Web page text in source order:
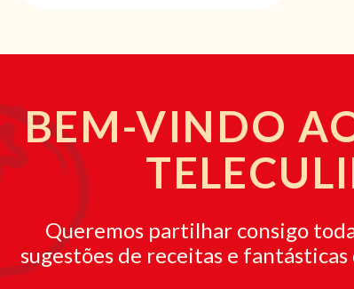
BEM-VINDO
Queremos partilhar consigo
sugestões de receitas e